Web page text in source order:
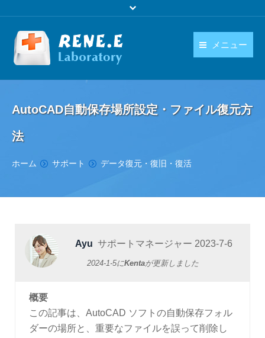
メニュー
ダウンロード
操作ガイド
日本語
language
AutoCAD自動保存場所設定・ファイル復元方
法
You are here:
ホーム サポート データ復元・復旧・復活
Ayu サポートマネージャー 2023-7-6
2024-1-5にKentaが更新しました
概要
この記事は、AutoCAD ソフトの自動保存フォル
ダーの場所と、重要なファイルを誤って削除し